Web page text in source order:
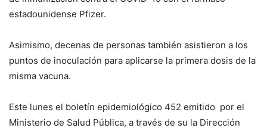
estadounidense Pfizer.
Asimismo, decenas de personas también asistieron a los
puntos de inoculación para aplicarse la primera dosis de la
misma vacuna.
Este lunes el boletín epidemiológico 452 emitido por el
Ministerio de Salud Pública, a través de su la Dirección